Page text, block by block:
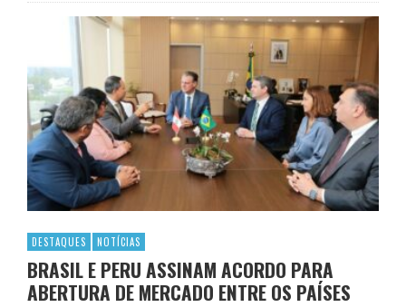
DESTAQUES NOTÍCIAS
BRASIL E PERU ASSINAM ACORDO PARA
ABERTURA DE MERCADO ENTRE OS PAÍSES